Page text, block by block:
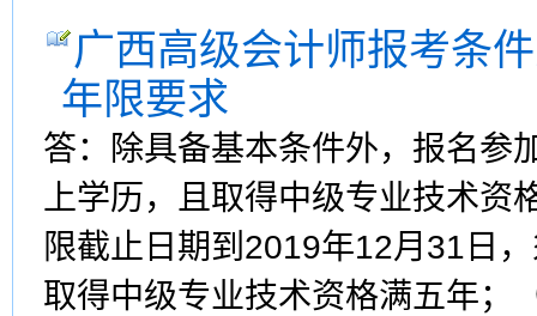
广西高级会计师报考条
年限要求
答：除具备基本条件外，报名参
上学历，且取得中级专业技术
限截止日期到2019年12月31日
取得中级专业技术资格满五年；